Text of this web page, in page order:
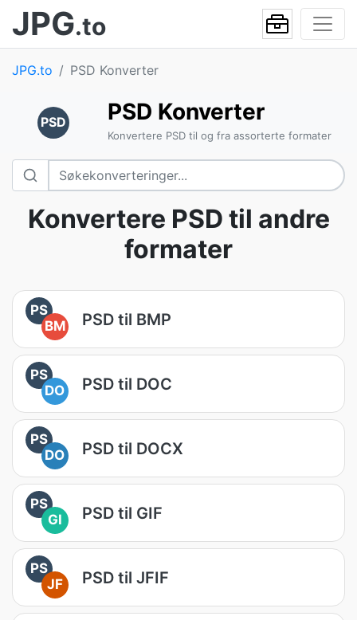
JPG.to
JPG.to PSD Konverter
PSD PSD Konverter
Konvertere PSD til og fra assorterte formater
Konvertere PSD til andre
formater
PS
BM
PSD til BMP
PS
DO
PSD til DOC
PS
DO
PSD til DOCX
PS
GI
PSD til GIF
PS
JF
PSD til JFIF